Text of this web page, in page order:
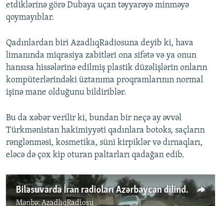
etdiklərinə görə Dubaya uçan təyyarəyə minməyə
qoymayıblar.
Qadınlardan biri AzadlıqRadiosuna deyib ki, hava
limanında miqrasiya zabitləri ona sifətə və ya onun
hansısa hissələrinə edilmiş plastik düzəlişlərin onların
kompüterlərindəki üztanıma proqramlarının normal
işinə mane olduğunu bildiriblər.
Bu da xəbər verilir ki, bundan bir neçə ay əvvəl
Türkmənistan hakimiyyəti qadınlara botoks, saçların
rənglənməsi, kosmetika, süni kirpiklər və dırnaqları,
eləcə də çox kip oturan paltarları qadağan edib.
Biləsuvarda İran radioları Azərbaycan dilində təbliğat aparır
Mənbə:AzadlıqRadiosu